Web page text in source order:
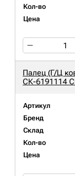
Кол-во
Цена
Палец (Г/Ц
СК-6191114
Артикул
Бренд
Склад
Кол-во
Цена